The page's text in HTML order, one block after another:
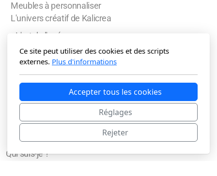
Meubles à personnaliser
L'univers créatif de Kalicrea
L'art de l'apéro
Soliflore & Fleurs éternelles
Bijoux et Porte-bijoux
Boites & Secrets
L'art de nommer
Noël au naturel
Porte clés, porte Gris-Gris
Qui suis-je ?
Ce site peut utiliser des cookies et des scripts
externes. Plus d'informations
Accepter tous les cookies
Réglages
Rejeter